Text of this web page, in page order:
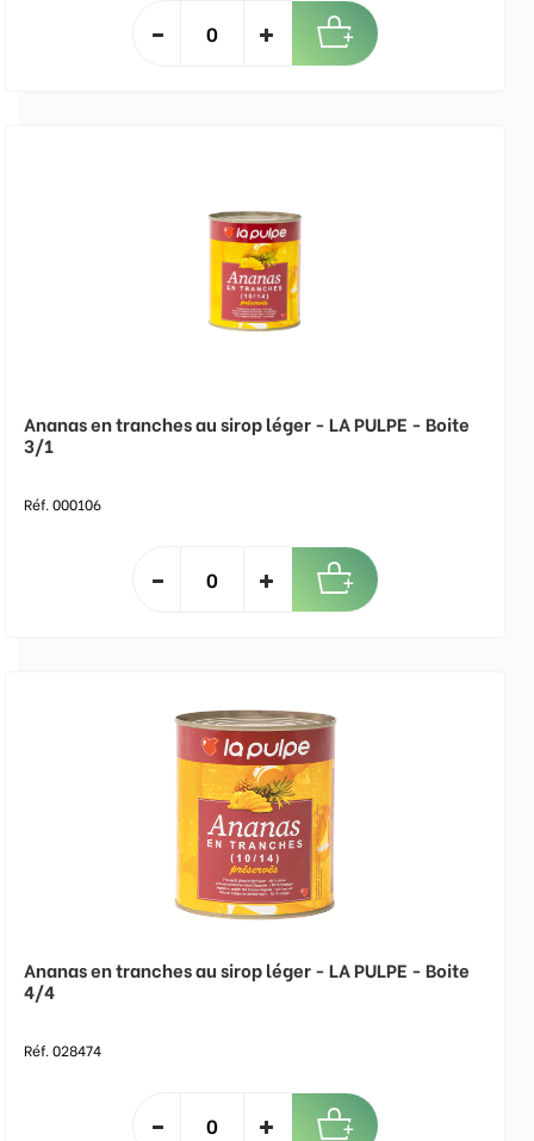
Ananas en tranches au sirop léger - LA PULPE - Boite
3/1
Réf. 000106
Ananas en tranches au sirop léger - LA PULPE - Boite
4/4
Réf. 028474